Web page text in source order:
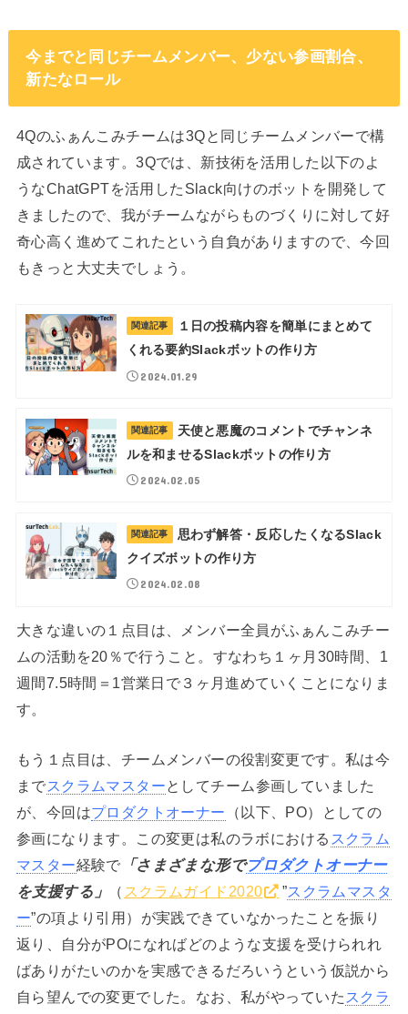
今までと同じチームメンバー、少ない参画割合、
新たなロール
4Qのふぁんこみチームは3Qと同じチームメンバーで構
成されています。3Qでは、新技術を活用した以下のよ
うなChatGPTを活用したSlack向けのボットを開発して
きましたので、我がチームながらものづくりに対して好
奇心高く進めてこれたという自負がありますので、今回
もきっと大丈夫でしょう。
関連記事
１日の投稿内容を簡単にまとめて
くれる要約Slackボットの作り方
2024.01.29
関連記事
天使と悪魔のコメントでチャンネ
ルを和ませるSlackボットの作り方
2024.02.05
関連記事
思わず解答・反応したくなるSlack
クイズボットの作り方
2024.02.08
大きな違いの１点目は、メンバー全員がふぁんこみチー
ムの活動を20％で行うこと。すなわち１ヶ月30時間、1
週間7.5時間＝1営業日で３ヶ月進めていくことになりま
す。
もう１点目は、チームメンバーの役割変更です。私は今
までスクラムマスターとしてチーム参画していました
が、今回はプロダクトオーナー （以下、PO）としての
参画になります。この変更は私のラボにおける スクラム
マスター経験で 「さまざまな形でプロダクトオーナー
を支援する」
（ スクラムガイド2020 ”スクラムマスタ
ー”の項より引用）が実践できていなかったことを振り
返り、自分がPOになればどのような支援を受けられれ
ばありがたいのかを実感できるだろいうという仮説から
自ら望んでの変更でした。なお、私がやっていた スクラ